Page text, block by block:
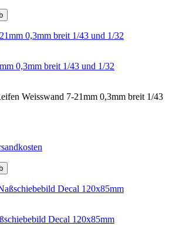
0,3mm breit 1/43 und 1/32
Weisswand 7-21mm 0,3mm breit 1/43
Decal 120x85mm